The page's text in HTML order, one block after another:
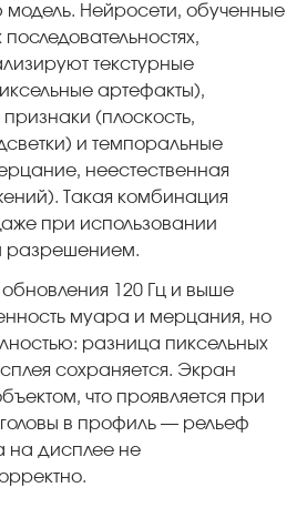
Нейросети, обученные
текстурные
артефакты),
(плоскость,
и темпоральные
неестественная
Такая комбинация
при использовании
разрешением.
120 Гц и выше
муара и мерцания, но
разница пиксельных
сохраняется. Экран
что проявляется при
в профиль — рельеф
на дисплее не